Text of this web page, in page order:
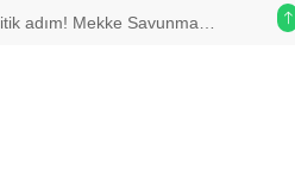
adım! Mekke Savunma
27,9743
0,0018